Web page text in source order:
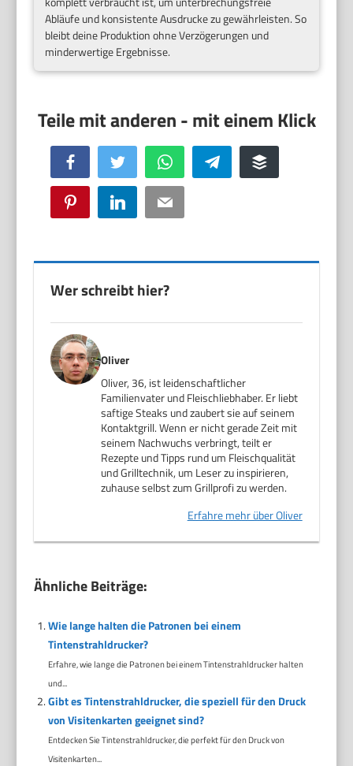
Abläufe und konsistente Ausdrucke zu gewährleisten. So
bleibt deine Produktion ohne Verzögerungen und
minderwertige Ergebnisse.
Facebook Twitter WhatsApp Telegram Buffer
Pinterest LinkedIn Email
Wer schreibt hier?
Oliver
Oliver, 36, ist leidenschaftlicher
Familienvater und Fleischliebhaber. Er liebt
saftige Steaks und zaubert sie auf seinem
Kontaktgrill. Wenn er nicht gerade Zeit mit
seinem Nachwuchs verbringt, teilt er
Rezepte und Tipps rund um Fleischqualität
und Grilltechnik, um Leser zu inspirieren,
zuhause selbst zum Grillprofi zu werden.
Erfahre mehr über Oliver
Ähnliche Beiträge:
Wie lange halten die Patronen bei einem
Tintenstrahldrucker?
Erfahre, wie lange die Patronen bei einem Tintenstrahldrucker halten
und...
Gibt es Tintenstrahldrucker, die speziell für den Druck
von Visitenkarten geeignet sind?
Entdecken Sie Tintenstrahldrucker, die perfekt für den Druck von
Visitenkarten...